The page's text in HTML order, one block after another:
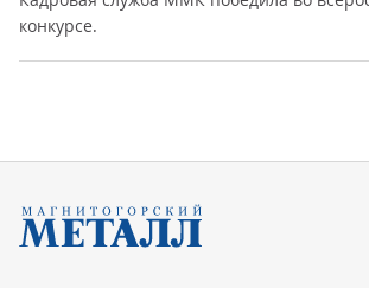
для обычных граждан...